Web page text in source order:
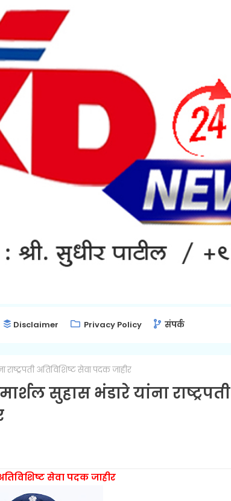
Disclaimer Privacy Policy संपर्क
राष्ट्रपती अतिविशिष्ट सेवा पदक जाहीर
सुहास भंडारे यांना राष्ट्रपती
सेवा पदक जाहीर